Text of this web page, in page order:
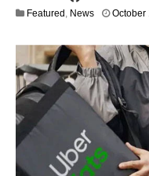
Featured , News October